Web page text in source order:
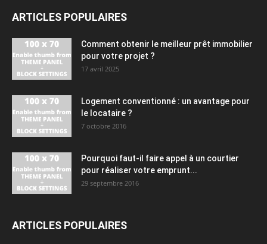
ARTICLES POPULAIRES
Comment obtenir le meilleur prêt immobilier
pour votre projet ?
17 avril 2025
Logement conventionné : un avantage pour
le locataire ?
7 octobre 2016
Pourquoi faut-il faire appel à un courtier
pour réaliser votre emprunt...
29 septembre 2016
ARTICLES POPULAIRES